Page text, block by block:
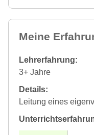
Meine
Lehrerfahrung:
3+ Jahre
Details:
Leitung eines